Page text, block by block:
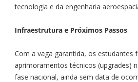
tecnologia e da engenharia
Infraestrutura e Próximos Passos
Com a vaga garantida, os estudantes
aprimoramentos técnicos (upgrades)
fase nacional, ainda sem data de